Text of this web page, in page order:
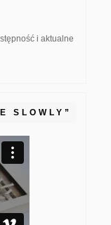
i aktualne
SLOWLY”